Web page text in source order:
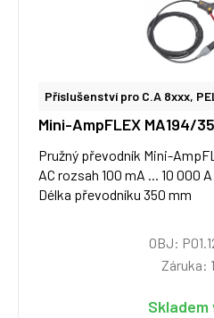
Příslušenství pro C.A 8xxx,
Mini-AmpFLEX MA194/
Pružný převodník Mini-
AC rozsah 100 mA ... 10 000 A
Délka převodníku 350 mm
OBJ:
Záruka:
Skladem